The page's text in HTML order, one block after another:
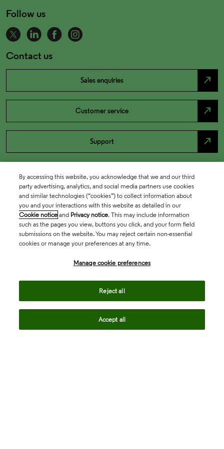
Follow us
Contact us
Sales enquiries north_east
Customer service north_east
Support north_east
By accessing this website, you acknowledge that we and our third
party advertising, analytics, and social media partners use cookies
and similar technologies (“cookies”) to collect information about
you and your interactions with this website as detailed in our
Cookie notice and Privacy notice. This may include information
such as the pages you view, buttons you click, and your form field
submissions on the website. You may reject certain non-essential
cookies or manage your preferences at any time.
Manage cookie preferences
Reject all
Accept all